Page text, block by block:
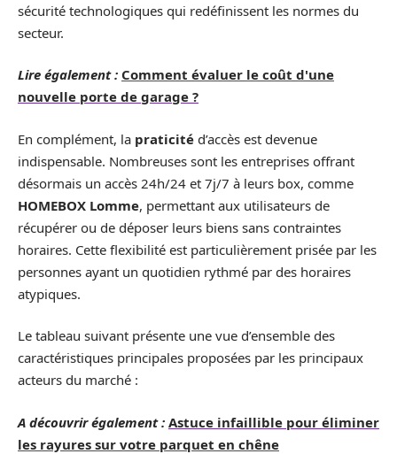
sécurité technologiques qui redéfinissent les normes du
secteur.
Lire également : Comment évaluer le coût d'une
nouvelle porte de garage ?
En complément, la praticité d’accès est devenue
indispensable. Nombreuses sont les entreprises offrant
désormais un accès 24h/24 et 7j/7 à leurs box, comme
HOMEBOX Lomme, permettant aux utilisateurs de
récupérer ou de déposer leurs biens sans contraintes
horaires. Cette flexibilité est particulièrement prisée par les
personnes ayant un quotidien rythmé par des horaires
atypiques.
Le tableau suivant présente une vue d’ensemble des
caractéristiques principales proposées par les principaux
acteurs du marché :
A découvrir également : Astuce infaillible pour éliminer
les rayures sur votre parquet en chêne